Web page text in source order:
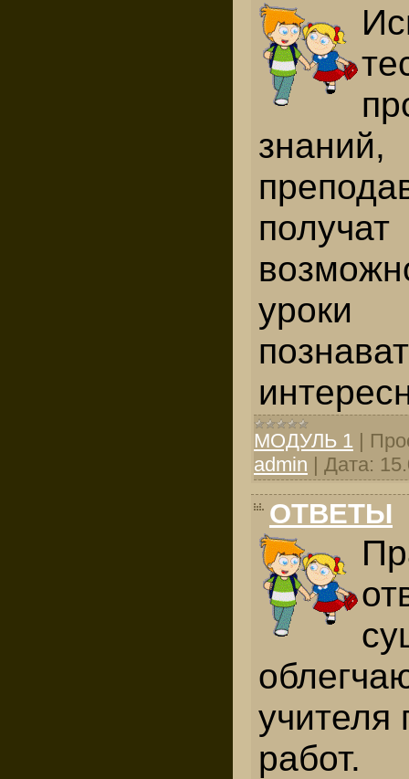
знаний,
п
уроки
МОДУЛЬ 1 |
admin | Дата:
ОТВЕТЫ
учителя
работ.